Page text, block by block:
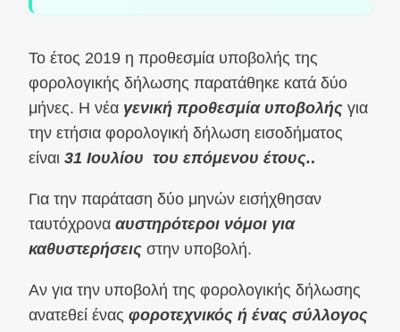
Το έτος 2019 η προθεσμία υποβολής της
φορολογικής δήλωσης παρατάθηκε κατά δύο
μήνες. Η νέα γενική προθεσμία υποβολής για
την ετήσια φορολογική δήλωση εισοδήματος
είναι 31 Ιουλίου του επόμενου έτους..
Για την παράταση δύο μηνών εισήχθησαν
ταυτόχρονα αυστηρότεροι νόμοι για
καθυστερήσεις στην υποβολή.
Αν για την υποβολή της φορολογικής δήλωσης
ανατεθεί ένας φοροτεχνικός ή ένας σύλλογος